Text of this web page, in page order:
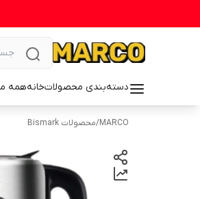
دسته‌بندی محصولاتخانههمه
MARCO
/محصولات Bismark